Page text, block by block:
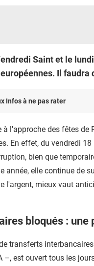
Saint et le
Il faudra
Infos à ne pas rater
à l'approche des fêtes
En effet, du vendredi
bien que
année, elle continue de
l'argent, mieux vaut
bloqués : une
transferts
–, est ouvert tous les